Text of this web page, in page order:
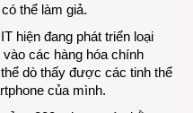
thể làm giả.
hiện đang phát triển loại
các hàng hóa chính
dò thấy được các tinh thể
của mình.